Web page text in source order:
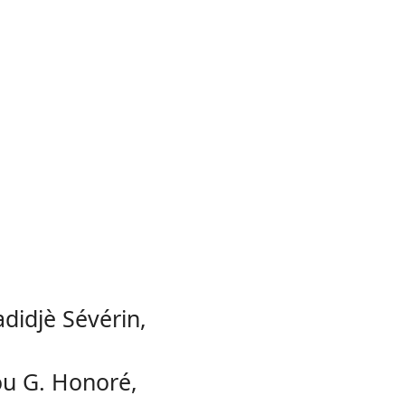
Sévérin,
G. Honoré,